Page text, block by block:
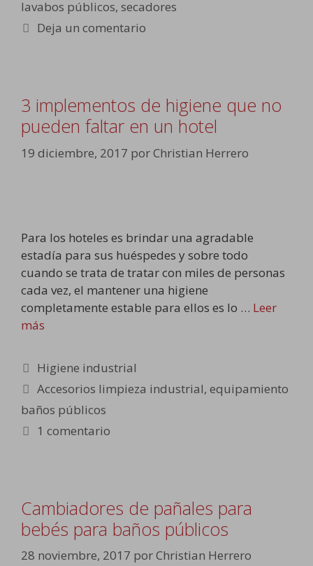
lavabos públicos, secadores
Deja un comentario
3 implementos de higiene que no
pueden faltar en un hotel
19 diciembre, 2017 porChristian Herrero
Para los hoteles es brindar una agradable
estadía para sus huéspedes y sobre todo
cuando se trata de tratar con miles de personas
cada vez, el mantener una higiene
completamente estable para ellos es lo … Leer
más
Categorías
Higiene industrial
Etiquetas
Accesorios limpieza industrial,equipamiento
baños públicos
1 comentario
Cambiadores de pañales para
bebés para baños públicos
28 noviembre, 2017 porChristian Herrero